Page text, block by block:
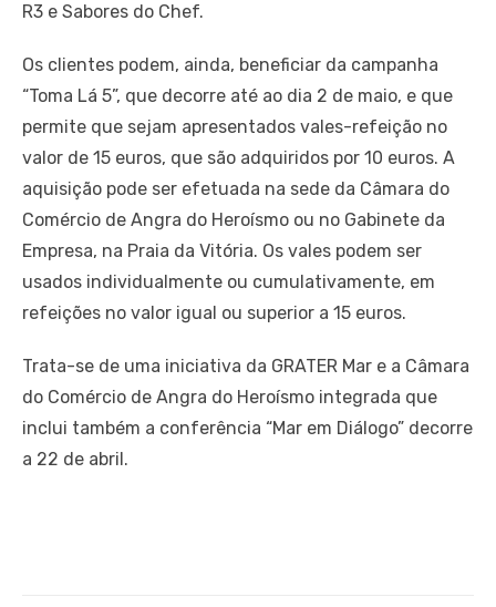
R3 e Sabores do Chef.
Os clientes podem, ainda, beneficiar da campanha
“Toma Lá 5”, que decorre até ao dia 2 de maio, e que
permite que sejam apresentados vales-refeição no
valor de 15 euros, que são adquiridos por 10 euros. A
aquisição pode ser efetuada na sede da Câmara do
Comércio de Angra do Heroísmo ou no Gabinete da
Empresa, na Praia da Vitória. Os vales podem ser
usados individualmente ou cumulativamente, em
refeições no valor igual ou superior a 15 euros.
Trata-se de uma iniciativa da GRATER Mar e a Câmara
do Comércio de Angra do Heroísmo integrada que
inclui também a conferência “Mar em Diálogo” decorre
a 22 de abril.